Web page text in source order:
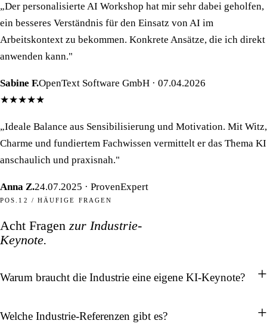
„Der personalisierte AI Workshop hat mir sehr dabei geholfen,
ein besseres Verständnis für den Einsatz von AI im
Arbeitskontext zu bekommen. Konkrete Ansätze, die ich direkt
anwenden kann."
Sabine F.OpenText Software GmbH · 07.04.2026
★★★★★
„Ideale Balance aus Sensibilisierung und Motivation. Mit Witz,
Charme und fundiertem Fachwissen vermittelt er das Thema KI
anschaulich und praxisnah."
Anna Z.24.07.2025 · ProvenExpert
POS.12 / HÄUFIGE FRAGEN
Acht Fragenzur Industrie-
Keynote.
Warum braucht die Industrie eine eigene KI-Keynote?
Welche Industrie-Referenzen gibt es?